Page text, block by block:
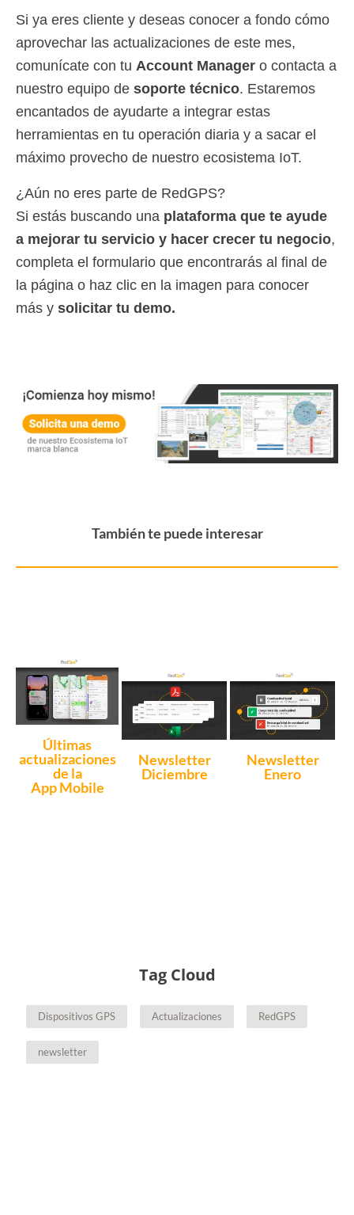
Si ya eres cliente y deseas conocer a fondo cómo
aprovechar las actualizaciones de este mes,
comunícate con tu Account Manager o contacta a
nuestro equipo de soporte técnico. Estaremos
encantados de ayudarte a integrar estas
herramientas en tu operación diaria y a sacar el
máximo provecho de nuestro ecosistema IoT.
¿Aún no eres parte de RedGPS?
Si estás buscando una plataforma que te ayude
a mejorar tu servicio y hacer crecer tu negocio,
completa el formulario que encontrarás al final de
la página o haz clic en la imagen para conocer
más y solicitar tu demo.
También te puede interesar
Últimas
actualizaciones
de la
App Mobile
Newsletter
Diciembre
Newsletter
Enero
Tag Cloud
Dispositivos GPS Actualizaciones RedGPS
newsletter